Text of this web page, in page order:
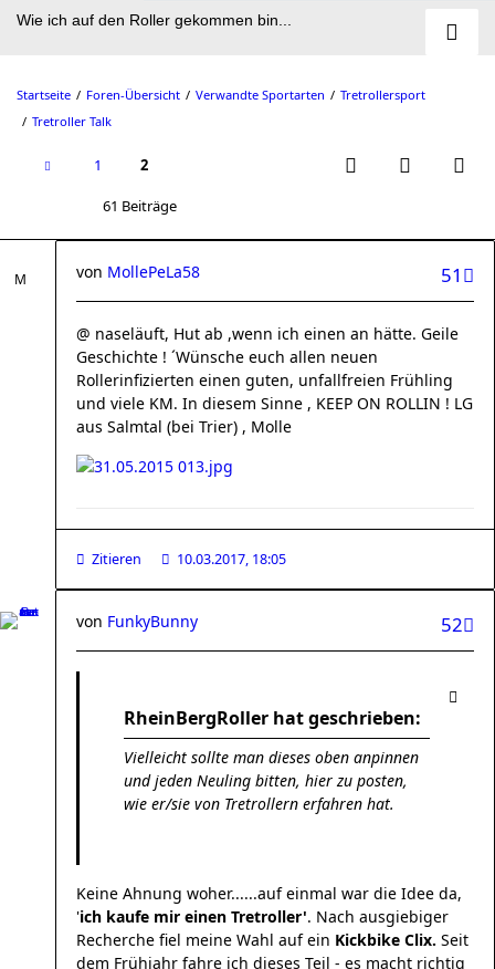
Wie ich auf den Roller gekommen bin...
Startseite Foren-Übersicht Verwandte Sportarten
Tretrollersport
Tretroller Talk
1 2
61 Beiträge
51
von MollePeLa58
@ naseläuft, Hut ab ,wenn ich einen an hätte. Geile
Geschichte ! ´Wünsche euch allen neuen
Rollerinfizierten einen guten, unfallfreien Frühling
und viele KM. In diesem Sinne , KEEP ON ROLLIN ! LG
aus Salmtal (bei Trier) , Molle
Zitieren 10.03.2017, 18:05
52
von FunkyBunny
RheinBergRoller hat geschrieben:
Vielleicht sollte man dieses oben anpinnen
und jeden Neuling bitten, hier zu posten,
wie er/sie von Tretrollern erfahren hat.
Keine Ahnung woher......auf einmal war die Idee da,
'ich kaufe mir einen Tretroller'. Nach ausgiebiger
Recherche fiel meine Wahl auf ein Kickbike Clix. Seit
dem Frühjahr fahre ich dieses Teil - es macht richtig